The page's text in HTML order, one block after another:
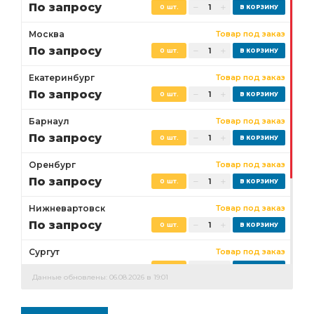
По запросу 0 шт.
Москва Товар под заказ
По запросу 0 шт.
Екатеринбург Товар под заказ
По запросу 0 шт.
Барнаул Товар под заказ
По запросу 0 шт.
Оренбург Товар под заказ
По запросу 0 шт.
Нижневартовск Товар под заказ
По запросу 0 шт.
Сургут Товар под заказ
Данные обновлены: 06.08.2026 в 19:01